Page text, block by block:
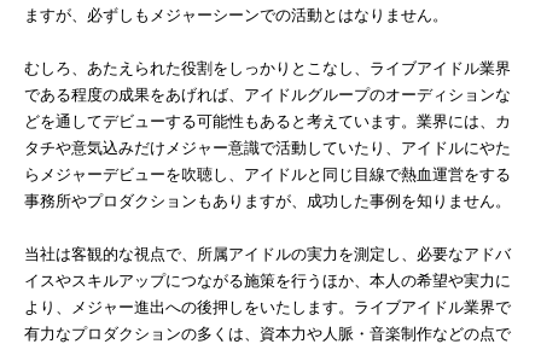
ますが、必ずしもメジャーシーンでの活動とはなりません。
むしろ、あたえられた役割をしっかりとこなし、ライブアイドル業界
である程度の成果をあげれば、アイドルグループのオーディションな
どを通してデビューする可能性もあると考えています。業界には、カ
タチや意気込みだけメジャー意識で活動していたり、アイドルにやた
らメジャーデビューを吹聴し、アイドルと同じ目線で熱血運営をする
事務所やプロダクションもありますが、成功した事例を知りません。
当社は客観的な視点で、所属アイドルの実力を測定し、必要なアドバ
イスやスキルアップにつながる施策を行うほか、本人の希望や実力に
より、メジャー進出への後押しをいたします。ライブアイドル業界で
有力なプロダクションの多くは、資本力や人脈・音楽制作などの点で